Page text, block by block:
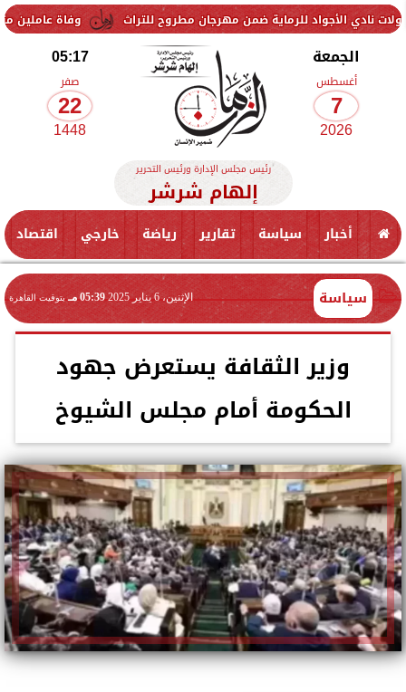
وفاة عاملين متأثرين للرماية ضمن مهرجان مطروح للتراث
الجمعة
أغسطس
7
2026
05:17
صفر
22
1448
رئيس مجلس الإدارة ورئيس التحرير
إلهام شرشر
أخبار سياسة تقارير رياضة خارجي اقتصاد
سياسة الإثنين، 6 يناير 2025 05:39 مـ بتوقيت القاهرة
وزير الثقافة يستعرض جهود
الحكومة أمام مجلس الشيوخ